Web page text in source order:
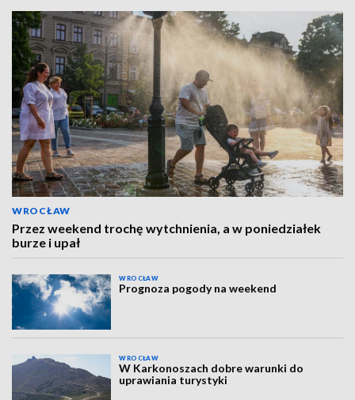
WROCŁAW
Przez weekend trochę wytchnienia, a w poniedziałek
burze i upał
WROCŁAW
Prognoza pogody na weekend
WROCŁAW
W Karkonoszach dobre warunki do
uprawiania turystyki